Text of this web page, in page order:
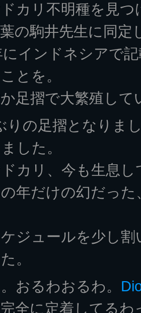
カリ不明種を見つ
の駒井先生に同
インドネシアで
とを。
足摺で大繁殖し
りの足摺となりま
した。
カリ、今も生息
年だけの幻だっ
ジュールを少し
。
おるわおるわ。
全に定着してるわ